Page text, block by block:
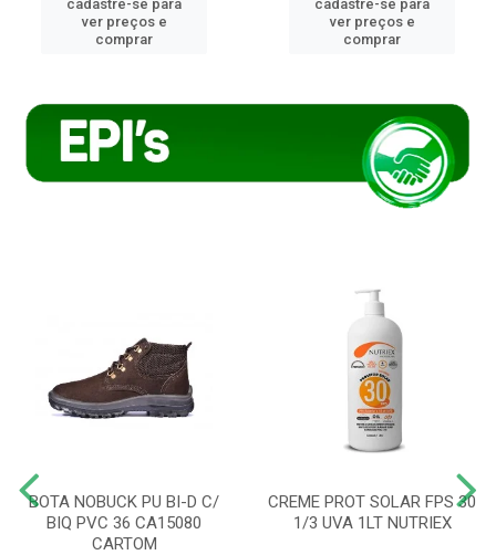
cadastre-se para
ver preços e
comprar
cadastre-se para
ver preços e
comprar
BOTA NOBUCK PU BI-D C/
BIQ PVC 36 CA15080
CARTOM
CREME PROT SOLAR FPS 30
1/3 UVA 1LT NUTRIEX